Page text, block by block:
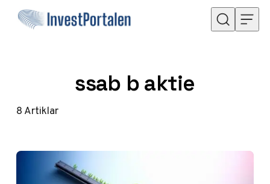
Hoppa till innehåll
ssab b aktie
8Artiklar